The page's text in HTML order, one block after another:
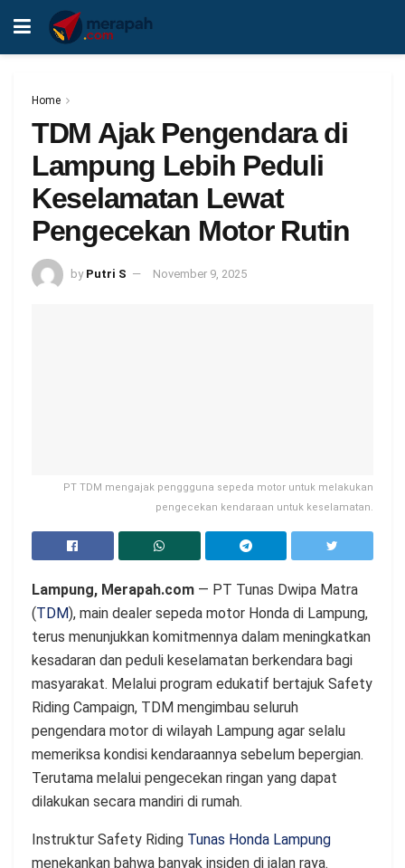
Home
TDM Ajak Pengendara di
Lampung Lebih Peduli
Keselamatan Lewat
Pengecekan Motor Rutin
by Putri S November 9, 2025
PT TDM mengajak penggguna sepeda motor untuk melakukan
pengecekan kendaraan untuk keselamatan.
Lampung, Merapah.com — PT Tunas Dwipa Matra
(TDM), main dealer sepeda motor Honda di Lampung,
terus menunjukkan komitmennya dalam meningkatkan
kesadaran dan peduli keselamatan berkendara bagi
masyarakat. Melalui program edukatif bertajuk Safety
Riding Campaign, TDM mengimbau seluruh
pengendara motor di wilayah Lampung agar selalu
memeriksa kondisi kendaraannya sebelum bepergian.
Terutama melalui pengecekan ringan yang dapat
dilakukan secara mandiri di rumah.
Instruktur Safety Riding Tunas Honda Lampung
menekankan bahwa banyak insiden di jalan raya.